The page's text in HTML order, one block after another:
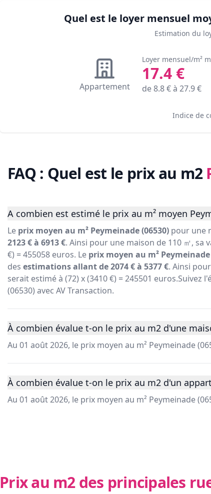
Quel est le loyer mensuel
Estimation du
Appartement
Loyer mensuel/m²
17.4€
de8.8€ à 27.9€
Indice de
FAQ : Quel est le prix au m2
A combien est estimé le prix au m² moyen
Le prix moyen au m² Peymeinade (06530) pour une
2123 € à 6913 €. Ainsi pour une maison de 110 ㎡, sa
€) = 455058 euros. Le prix moyen au m² Peymeinade
des estimations allant de 2074 € à 5377 €. Ainsi
serait estimé à (72) x (3410 €) = 245501
(06530) avec AV Transaction.
À combien évalue t-on le prix au m2 d'une
Au 01 août 2026, le prix moyen au m² Peymeinade
À combien évalue t-on le prix au m2 d'un
Au 01 août 2026, le prix moyen au m² Peymeinade
Prix au m2 des principales